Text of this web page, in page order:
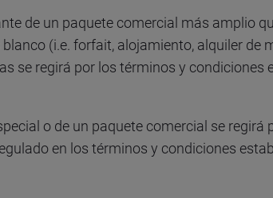
de un paquete comercial más amplio
(i.e. forfait, alojamiento, alquiler de
se regirá por los términos y condiciones
o de un paquete comercial se regirá
en los términos y condiciones